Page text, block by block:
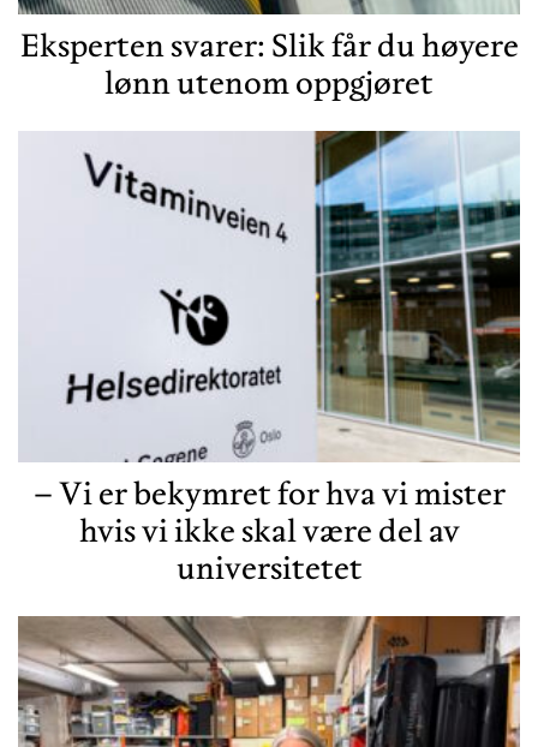
Eksperten svarer: Slik får du høyere
lønn utenom oppgjøret
– Vi er bekymret for hva vi mister
hvis vi ikke skal være del av
universitetet